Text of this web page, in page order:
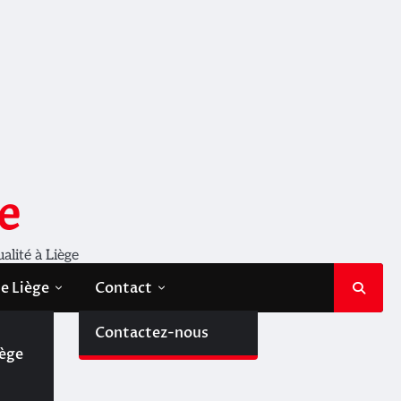
à Liège
Liège Contact
Contactez-nous